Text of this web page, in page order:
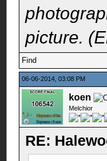
picture.
Find
06-06-2014, 03:08 PM
koen
Melchior
RE: